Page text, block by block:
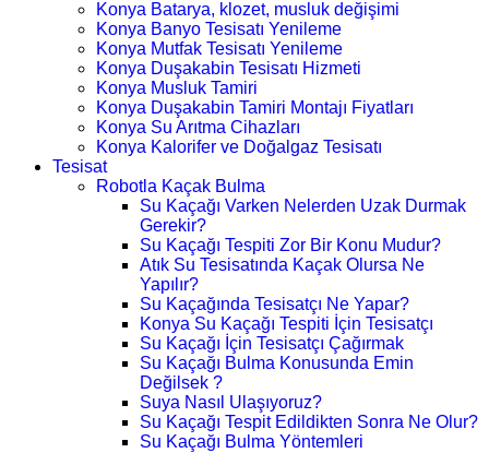
Konya Batarya, klozet, musluk değişimi
Konya Banyo Tesisatı Yenileme
Konya Mutfak Tesisatı Yenileme
Konya Duşakabin Tesisatı Hizmeti
Konya Musluk Tamiri
Konya Duşakabin Tamiri Montajı Fiyatları
Konya Su Arıtma Cihazları
Konya Kalorifer ve Doğalgaz Tesisatı
Tesisat
Robotla Kaçak Bulma
Su Kaçağı Varken Nelerden Uzak Durmak
Gerekir?
Su Kaçağı Tespiti Zor Bir Konu Mudur?
Atık Su Tesisatında Kaçak Olursa Ne
Yapılır?
Su Kaçağında Tesisatçı Ne Yapar?
Konya Su Kaçağı Tespiti İçin Tesisatçı
Su Kaçağı İçin Tesisatçı Çağırmak
Su Kaçağı Bulma Konusunda Emin
Değilsek ?
Suya Nasıl Ulaşıyoruz?
Su Kaçağı Tespit Edildikten Sonra Ne Olur?
Su Kaçağı Bulma Yöntemleri